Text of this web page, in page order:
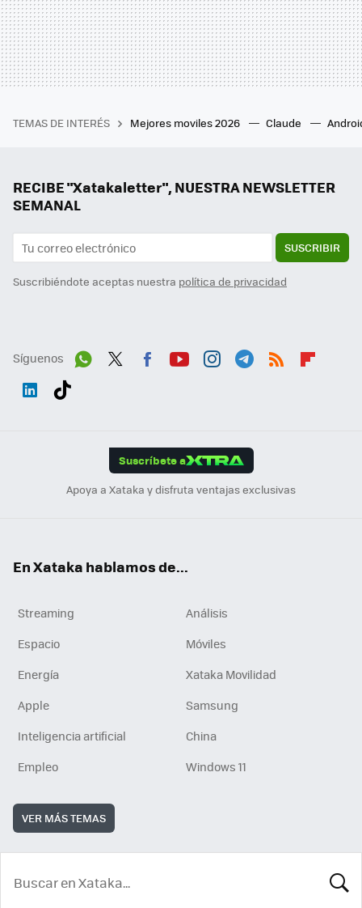
TEMAS DE INTERÉS Mejores moviles 2026 Claude
RECIBE "Xatakaletter", NUESTRA NEWSLETTER
SEMANAL
SUSCRIBIR
Suscribiéndote aceptas nuestra política de privacidad
Síguenos
Suscríbete a
Apoya a Xataka y disfruta ventajas exclusivas
En Xataka hablamos de...
Streaming
Análisis
Espacio
Móviles
Energía
Xataka Movilidad
Apple
Samsung
Inteligencia artificial
China
Empleo
Windows 11
VER MÁS TEMAS